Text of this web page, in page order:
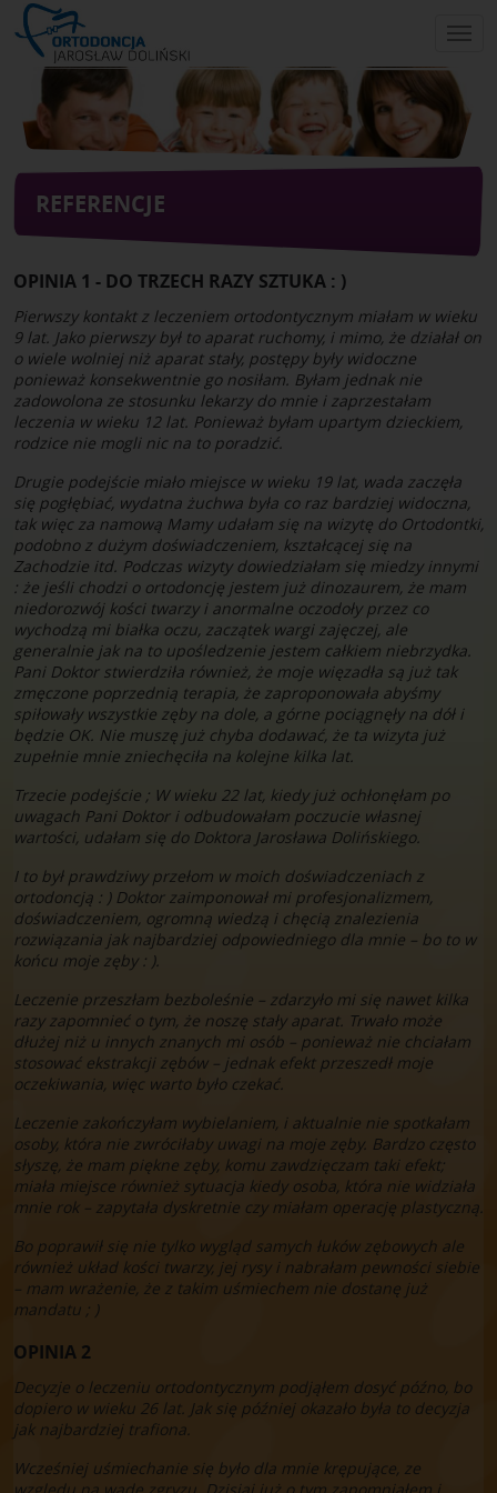
main
REFERENCJE
OPINIA 1 - DO TRZECH RAZY SZTUKA : )
Pierwszy kontakt z leczeniem ortodontycznym miałam w wieku
9 lat. Jako pierwszy był to aparat ruchomy, i mimo, że działał on
o wiele wolniej niż aparat stały, postępy były widoczne
ponieważ konsekwentnie go nosiłam. Byłam jednak nie
zadowolona ze stosunku lekarzy do mnie i zaprzestałam
leczenia w wieku 12 lat. Ponieważ byłam upartym dzieckiem,
rodzice nie mogli nic na to poradzić.
Drugie podejście miało miejsce w wieku 19 lat, wada zaczęła
się pogłębiać, wydatna żuchwa była co raz bardziej widoczna,
tak więc za namową Mamy udałam się na wizytę do Ortodontki,
podobno z dużym doświadczeniem, kształcącej się na
Zachodzie itd. Podczas wizyty dowiedziałam się miedzy innymi
: że jeśli chodzi o ortodoncję jestem już dinozaurem, że mam
niedorozwój kości twarzy i anormalne oczodoły przez co
wychodzą mi białka oczu, zaczątek wargi zajęczej, ale
generalnie jak na to upośledzenie jestem całkiem niebrzydka.
Pani Doktor stwierdziła również, że moje więzadła są już tak
zmęczone poprzednią terapia, że zaproponowała abyśmy
spiłowały wszystkie zęby na dole, a górne pociągnęły na dół i
będzie OK. Nie muszę już chyba dodawać, że ta wizyta już
zupełnie mnie zniechęciła na kolejne kilka lat.
Trzecie podejście ; W wieku 22 lat, kiedy już ochłonęłam po
uwagach Pani Doktor i odbudowałam poczucie własnej
wartości, udałam się do Doktora Jarosława Dolińskiego.
I to był prawdziwy przełom w moich doświadczeniach z
ortodoncją : ) Doktor zaimponował mi profesjonalizmem,
doświadczeniem, ogromną wiedzą i chęcią znalezienia
rozwiązania jak najbardziej odpowiedniego dla mnie – bo to w
końcu moje zęby : ).
Leczenie przeszłam bezboleśnie – zdarzyło mi się nawet kilka
razy zapomnieć o tym, że noszę stały aparat. Trwało może
dłużej niż u innych znanych mi osób – ponieważ nie chciałam
stosować ekstrakcji zębów – jednak efekt przeszedł moje
oczekiwania, więc warto było czekać.
Leczenie zakończyłam wybielaniem, i aktualnie nie spotkałam
osoby, która nie zwróciłaby uwagi na moje zęby. Bardzo często
słyszę, że mam piękne zęby, komu zawdzięczam taki efekt;
miała miejsce również sytuacja kiedy osoba, która nie widziała
mnie rok – zapytała dyskretnie czy miałam operację plastyczną.
Bo poprawił się nie tylko wygląd samych łuków zębowych ale
również układ kości twarzy, jej rysy i nabrałam pewności siebie
– mam wrażenie, że z takim uśmiechem nie dostanę już
mandatu ; )
OPINIA 2
Decyzje o leczeniu ortodontycznym podjąłem dosyć późno, bo
dopiero w wieku 26 lat. Jak się później okazało była to decyzja
jak najbardziej trafiona.
Wcześniej uśmiechanie się było dla mnie krępujące, ze
względu na wadę zgryzu. Dzisiaj już o tym zapomniałem i